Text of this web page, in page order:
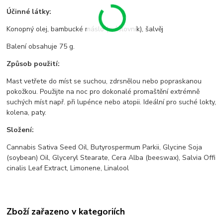
Účinné látky:
Konopný olej, bambucké máslo (máslovník), šalvěj
Balení obsahuje 75 g.
Způsob použití:
Mast vetřete do míst se suchou, zdrsnělou nebo popraskanou
pokožkou. Použijte na noc pro dokonalé promaštění extrémně
suchých míst např. při lupénce nebo atopii. Ideální pro suché lokty,
kolena, paty.
Složení:
Cannabis Sativa Seed Oil, Butyrospermum Parkii, Glycine Soja
(soybean) Oil, Glyceryl Stearate, Cera Alba (beeswax), Salvia Offi
cinalis Leaf Extract, Limonene, Linalool
Zboží zařazeno v kategoriích